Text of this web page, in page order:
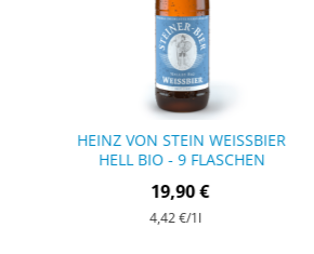
HEINZ VON STEIN WEISSBIER H
ELL BIO - 9 FLASCHEN
19,90 €
4,42 €/1l